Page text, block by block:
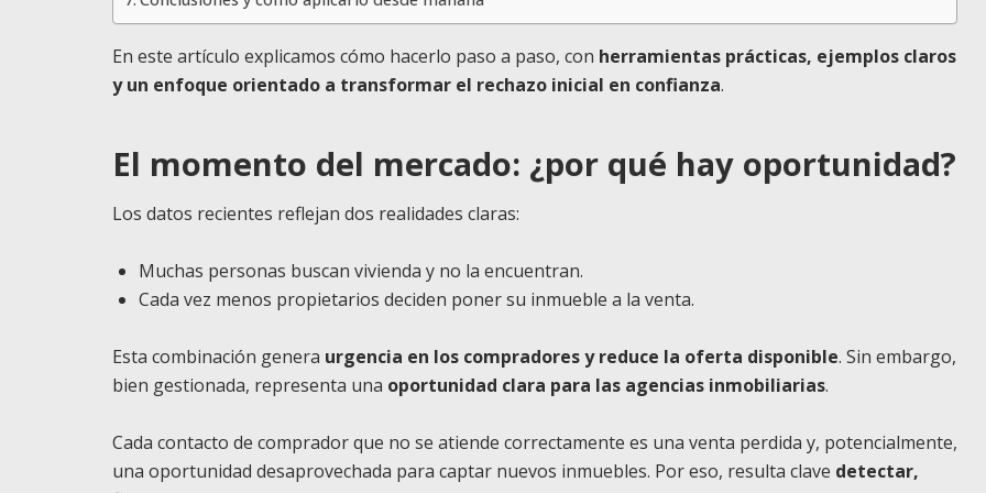
En este artículo explicamos cómo hacerlo paso a paso, con herramientas prácticas, ejemplos claros
y un enfoque orientado a transformar el rechazo inicial en confianza.
El momento del mercado: ¿por qué hay oportunidad?
Los datos recientes reflejan dos realidades claras:
Muchas personas buscan vivienda y no la encuentran.
Cada vez menos propietarios deciden poner su inmueble a la venta.
Esta combinación genera urgencia en los compradores y reduce la oferta disponible. Sin embargo,
bien gestionada, representa una oportunidad clara para las agencias inmobiliarias.
Cada contacto de comprador que no se atiende correctamente es una venta perdida y, potencialmente,
una oportunidad desaprovechada para captar nuevos inmuebles. Por eso, resulta clave detectar,